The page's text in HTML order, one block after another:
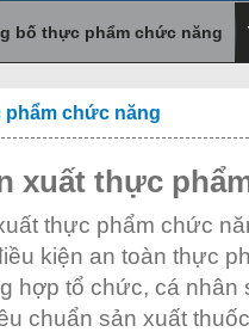
xuất thực
thực phẩm chức
kiện an toàn thực
hợp tổ chức, cá
chuẩn sản xuất
chức năng
bố thực phẩm chức năng